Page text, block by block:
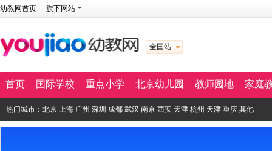
幼教网首页 旗下网站
全国站
首页 国际学校 重点小学 北京幼儿园 教师园地 家庭
热门城市： 北京 上海 广州 深圳 成都 武汉 南京 西安 天津 杭州 天津 重庆 其他